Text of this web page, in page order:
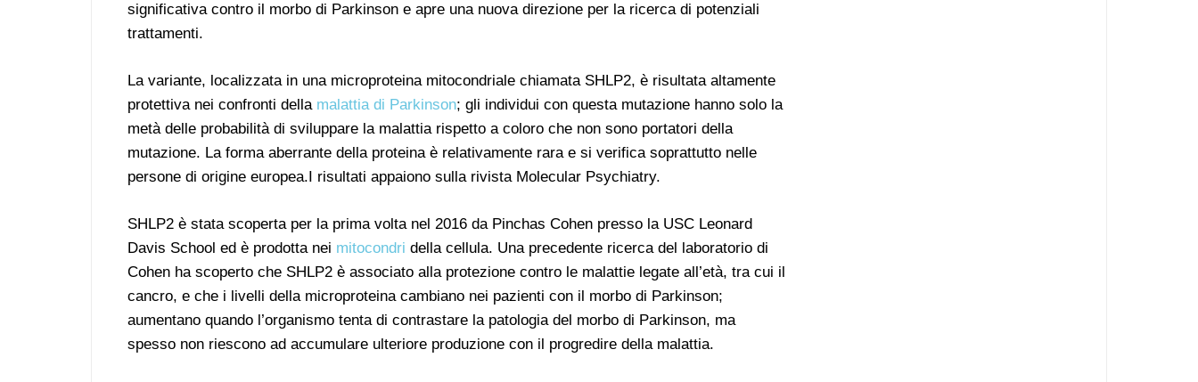
significativa contro il morbo di Parkinson e apre una nuova direzione per la ricerca di potenziali
trattamenti.
La variante, localizzata in una microproteina mitocondriale chiamata SHLP2, è risultata altamente
protettiva nei confronti della malattia di Parkinson; gli individui con questa mutazione hanno solo la
metà delle probabilità di sviluppare la malattia rispetto a coloro che non sono portatori della
mutazione. La forma aberrante della proteina è relativamente rara e si verifica soprattutto nelle
persone di origine europea.I risultati appaiono sulla rivista Molecular Psychiatry.
SHLP2 è stata scoperta per la prima volta nel 2016 da Pinchas Cohen presso la USC Leonard
Davis School ed è prodotta nei mitocondri della cellula. Una precedente ricerca del laboratorio di
Cohen ha scoperto che SHLP2 è associato alla protezione contro le malattie legate all’età, tra cui il
cancro, e che i livelli della microproteina cambiano nei pazienti con il morbo di Parkinson;
aumentano quando l’organismo tenta di contrastare la patologia del morbo di Parkinson, ma
spesso non riescono ad accumulare ulteriore produzione con il progredire della malattia.